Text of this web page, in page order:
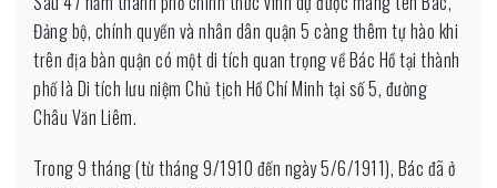
Đảng bộ, chính quyền và nhân dân quận 5 càng thêm tự hào khi
trên địa bàn quận có một di tích quan trọng về Bác Hồ tại thành
phố là Di tích lưu niệm Chủ tịch Hồ Chí Minh tại số 5, đường
Châu Văn Liêm.
Trong 9 tháng (từ tháng 9/1910 đến ngày 5/6/1911), Bác đã ở